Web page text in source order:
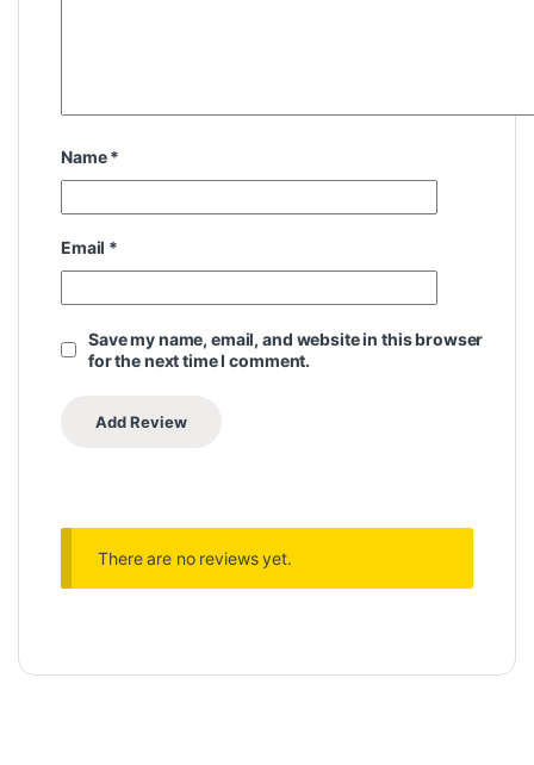
Name*
Email *
Save my name, email, and website in this browser
for the next time I comment.
There are no reviews yet.